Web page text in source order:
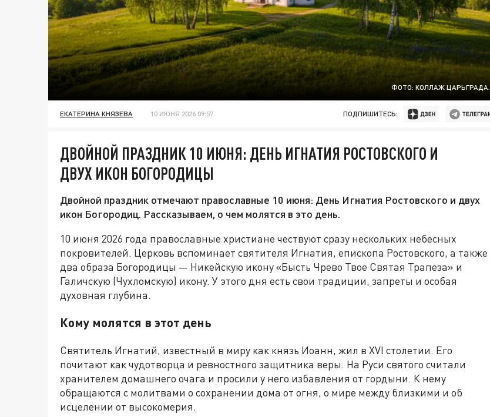
ФОТО: КОЛЛАЖ ЦАРЬГРАДА.
ЕКАТЕРИНА КНЯЗЕВА 10 ИЮНЯ 2026 09:57 ПОДПИШИТЕСЬ:
ДВОЙНОЙ ПРАЗДНИК 10 ИЮНЯ: ДЕНЬ ИГНАТИЯ РОСТОВСКОГО И
ДВУХ ИКОН БОГОРОДИЦЫ
Двойной праздник отмечают православные 10 июня: День Игнатия Ростовского и двух
икон Богородиц. Рассказываем, о чем молятся в это день.
10 июня 2026 года православные христиане чествуют сразу нескольких небесных
покровителей. Церковь вспоминает святителя Игнатия, епископа Ростовского, а также
два образа Богородицы — Никейскую икону «Бысть Чрево Твое Святая Трапеза» и
Галичскую (Чухломскую) икону. У этого дня есть свои традиции, запреты и особая
духовная глубина.
Кому молятся в этот день
Святитель Игнатий, известный в миру как князь Иоанн, жил в XVI столетии. Его
почитают как чудотворца и ревностного защитника веры. На Руси святого считали
хранителем домашнего очага и просили у него избавления от гордыни. К нему
обращаются с молитвами о сохранении дома от огня, о мире между близкими и об
исцелении от высокомерия.